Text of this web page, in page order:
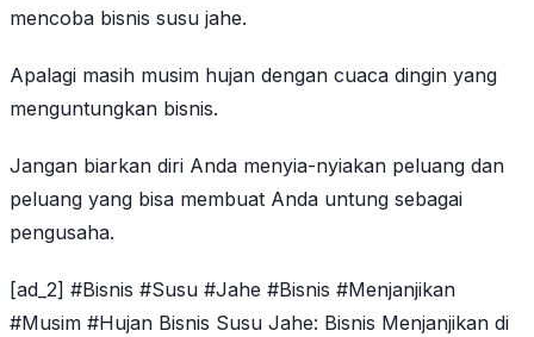
mencoba bisnis susu jahe.
Apalagi masih musim hujan dengan cuaca dingin yang
menguntungkan bisnis.
Jangan biarkan diri Anda menyia-nyiakan peluang dan
peluang yang bisa membuat Anda untung sebagai
pengusaha.
[ad_2] #Bisnis #Susu #Jahe #Bisnis #Menjanjikan
#Musim #Hujan Bisnis Susu Jahe: Bisnis Menjanjikan di